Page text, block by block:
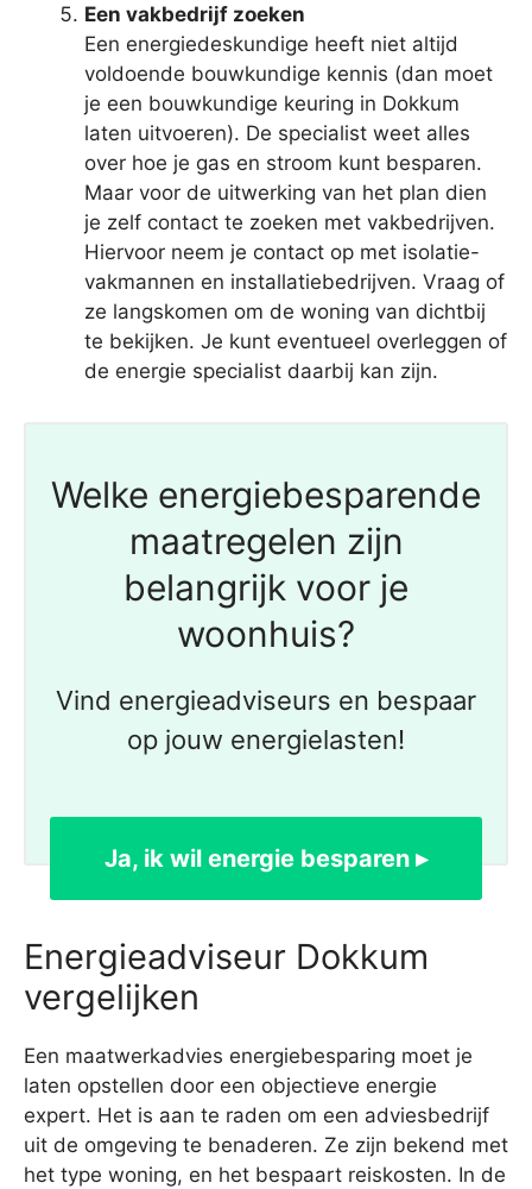
Een vakbedrijf zoeken
Een energiedeskundige heeft niet altijd
voldoende bouwkundige kennis (dan moet
je een bouwkundige keuring in Dokkum
laten uitvoeren). De specialist weet alles
over hoe je gas en stroom kunt besparen.
Maar voor de uitwerking van het plan dien
je zelf contact te zoeken met vakbedrijven.
Hiervoor neem je contact op met isolatie-
vakmannen en installatiebedrijven. Vraag of
ze langskomen om de woning van dichtbij
te bekijken. Je kunt eventueel overleggen of
de energie specialist daarbij kan zijn.
Welke energiebesparende
maatregelen zijn
belangrijk voor je
woonhuis?
Vind energieadviseurs en bespaar
op jouw energielasten!
Ja, ik wil energie besparen ▸
Energieadviseur Dokkum
vergelijken
Een maatwerkadvies energiebesparing moet je
laten opstellen door een objectieve energie
expert. Het is aan te raden om een adviesbedrijf
uit de omgeving te benaderen. Ze zijn bekend met
het type woning, en het bespaart reiskosten. In de